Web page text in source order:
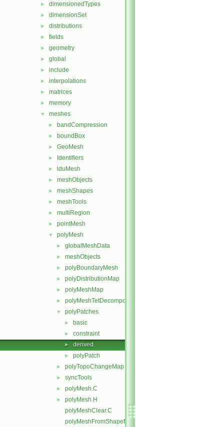
► dimensionedTypes
► dimensionSet
► distributions
► fields
► geometry
► global
► include
► interpolations
► matrices
► memory
▼ meshes
► bandCompression
► boundBox
► GeoMesh
► Identifiers
► lduMesh
► meshObjects
► meshShapes
► meshTools
► multiRegion
► pointMesh
▼ polyMesh
► globalMeshData
► meshObjects
► polyBoundaryMesh
► polyDistributionMap
► polyMeshMap
► polyMeshTetDecomposition
▼ polyPatches
► basic
► constraint
► derived
► polyPatch
► polyTopoChangeMap
► syncTools
► polyMesh.C
►
polyMesh.H
polyMeshClear.C
polyMeshFromShapeMesh.C